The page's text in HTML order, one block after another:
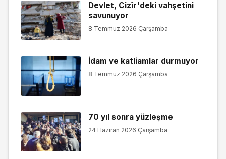
Devlet, Cizîr'deki vahşetini
savunuyor
8 Temmuz 2026 Çarşamba
İdam ve katliamlar durmuyor
8 Temmuz 2026 Çarşamba
70 yıl sonra yüzleşme
24 Haziran 2026 Çarşamba